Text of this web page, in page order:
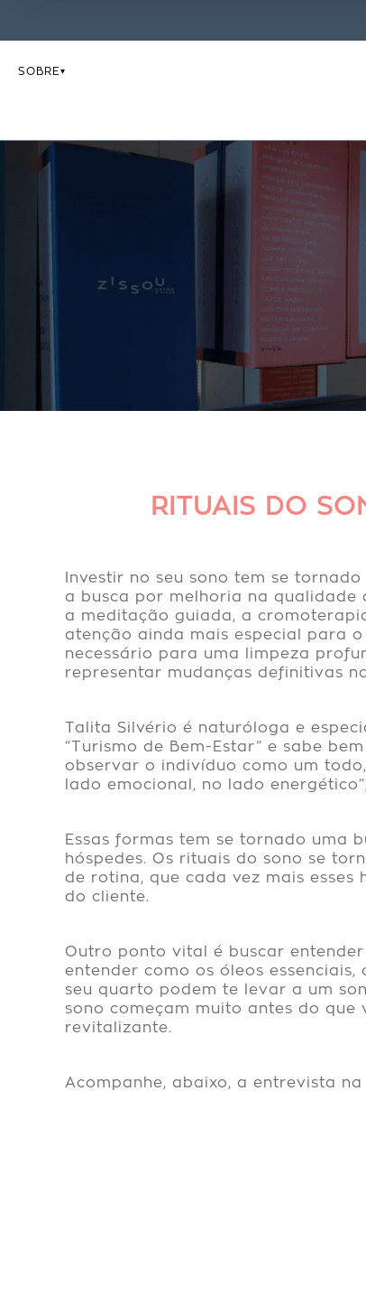
SOBRE
RITUAIS DO
Investir no seu sono tem se
a busca por melhoria na
a meditação guiada, a
atenção ainda mais especial para
necessário para uma limpeza
representar mudanças definitivas
Talita Silvério é naturóloga e
“Turismo de Bem-Estar” e sabe
observar o indivíduo como um
lado emocional, no lado
Essas formas tem se tornado uma
hóspedes. Os rituais do sono se
de rotina, que cada vez mais
do cliente.
Outro ponto vital é buscar
entender como os óleos
seu quarto podem te levar a um
sono começam muito antes do que
revitalizante.
Acompanhe, abaixo, a entrevista